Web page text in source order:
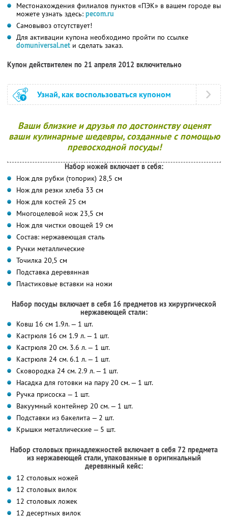
Местонахождения филиалов пунктов «ПЭК» в вашем городе вы
можете узнать здесь: pecom.ru
Самовывоз отсутствует!
Для активации купона необходимо пройти по ссылке
domuniversal.net и сделать заказ.
Купон действителен по 21 апреля 2012 включительно
Узнай, как воспользоваться купоном
Ваши близкие и друзья по достоинству оценят
ваши кулинарные шедевры, созданные с помощью
превосходной посуды!
Набор ножей включает в себя:
Нож для рубки (топорик) 28,5 см
Нож для резки хлеба 33 см
Нож для костей 25 см
Многоцелевой нож 23,5 см
Нож для чистки овощей 19 см
Состав: нержавеющая сталь
Ручки металлические
Точилка 20,5 см
Подставка деревянная
Пластиковые вставки на ножи
Набор посуды включает в себя 16 предметов из хирургической
нержавеющей стали:
Ковш 16 см 1.9л. — 1 шт.
Кастрюля 16 см 1.9 л. — 1 шт.
Кастрюля 20 см. 3.6 л. — 1 шт.
Кастрюля 24 см. 6.1 л. — 1 шт.
Сковородка 24 см. 2.9 л. — 1 шт.
Насадка для готовки на пару 20 см. — 1 шт.
Ручка присоска — 1 шт.
Вакуумный контейнер 20 см. — 1 шт.
Подставки из бакелита — 2 шт.
Крышки металлические — 5 шт.
Набор столовых принадлежностей включает в себя 72 предмета
из нержавеющей стали, упакованные в оригинальный
деревянный кейс:
12 столовых ножей
12 столовых вилок
12 столовых ложек
12 десертных вилок